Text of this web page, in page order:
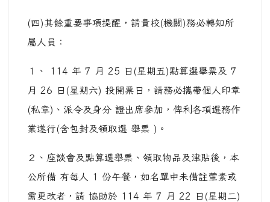
(四)其餘重要事項提醒，請貴校(機關)務必轉知所
屬人員：
１、 114 年 7 月 25 日(星期五)點算選舉票及 7
月 26 日(星期六) 投開票日，請務必攜帶個人印章
(私章)、派令及身分 證出席參加，俾利各項選務作
業遂行(含包封及領取選 舉票 )。
２、座談會及點算選舉票、領取物品及津貼後，本
公所備 有每人 1 份午餐，如名單中未備註葷素或
需更改者，請 協助於 114 年 7 月 22 日(星期二)